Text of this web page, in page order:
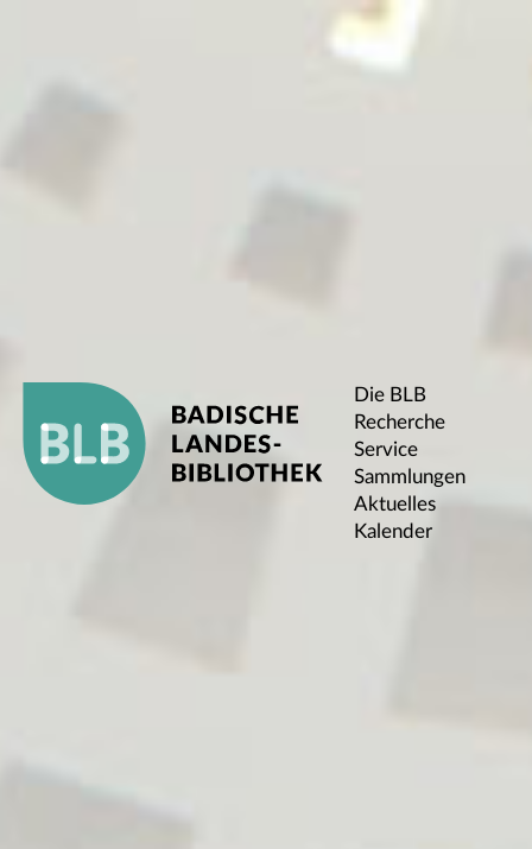
Die BLB
Recherche
Service
Sammlungen
Aktuelles
Kalender